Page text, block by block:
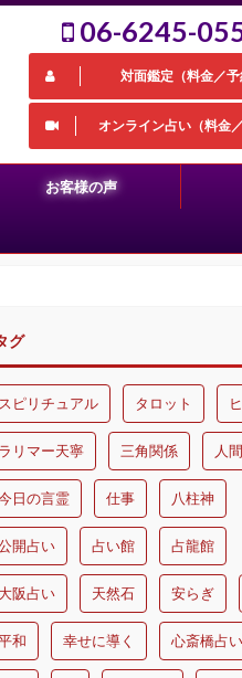
06-6245-
対面鑑定（料金／予
オンライン占い（料金／
お客様の声
グ
スピリチュアル タロット
ラリマー天寧 三角関係 人
日の言霊 仕事 八柱神
開占い 占い館 占龍館
大阪占い 天然石 安らぎ
和 幸せに導く 心斎橋占い